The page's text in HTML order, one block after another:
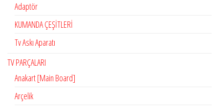
Adaptör
KUMANDA ÇEŞİTLERİ
Tv Askı Aparatı
TV PARÇALARI
Anakart [Main Board]
Arçelik